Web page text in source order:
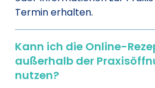
Termin erhalten.
Kann ich die Online-
außerhalb der
nutzen?